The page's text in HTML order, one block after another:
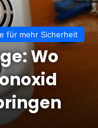
für mehr Sicherheit
Wo